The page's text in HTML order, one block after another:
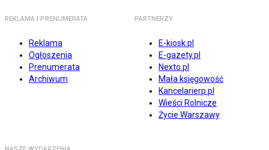
REKLAMA I PRENUMERATA
Reklama
Ogłoszenia
Prenumerata
Archiwum
PARTNERZY
E-kiosk.pl
E-gazety.pl
Nexto.pl
Mała księgowość
Kancelarierp.pl
Wieści Rolnicze
Życie Warszawy